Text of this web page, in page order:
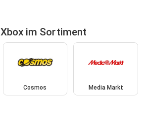
im Sortiment
Cosmos Media Markt